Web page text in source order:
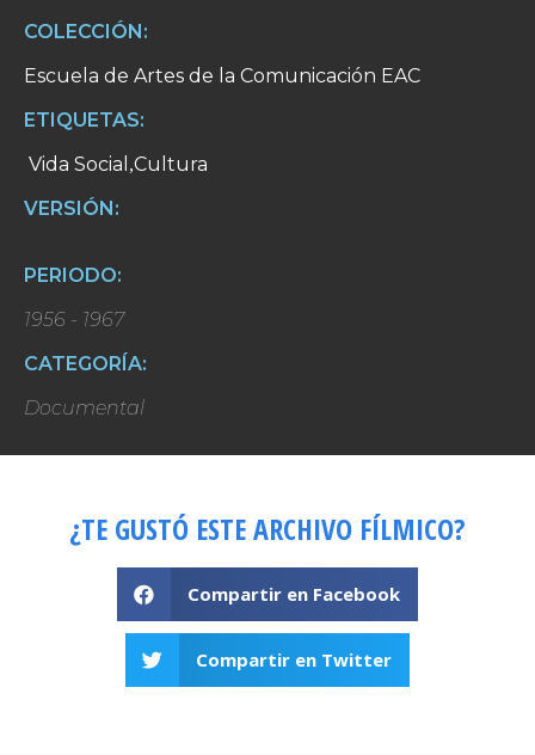
COLECCIÓN:
Escuela de Artes de la Comunicación EAC
ETIQUETAS:
Vida Social ,Cultura
VERSIÓN:
PERIODO:
1956 - 1967
CATEGORÍA:
Documental
¿TE GUSTÓ ESTE ARCHIVO FÍLMICO?
Compartir en Facebook
Compartir en Twitter